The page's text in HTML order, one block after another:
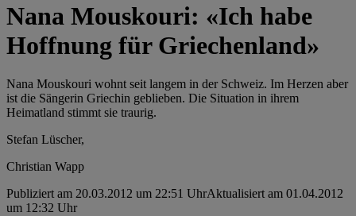
Nana Mouskouri: «Ich habe
Hoffnung für Griechenland»
Nana Mouskouri wohnt seit langem in der Schweiz. Im Herzen aber
ist die Sängerin Griechin geblieben. Die Situation in ihrem
Heimatland stimmt sie traurig.
Stefan Lüscher,
Christian Wapp
Publiziert am 20.03.2012 um 22:51 UhrAktualisiert am 01.04.2012
um 12:32 Uhr